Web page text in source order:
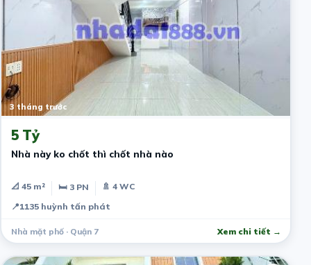
3 tháng trước
5 Tỷ
Nhà này ko chốt thì chốt nhà nào
📐 45 m² 🛏 3 PN
🚿 4 WC
📍1135 huỳnh tấn phát
Nhà mặt phố · Quận 7 Xem chi tiết →